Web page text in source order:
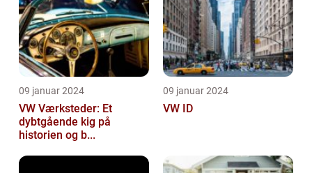
09 januar 2024
VW Værksteder: Et
dybtgående kig på
historien og b...
09 januar 2024
VW ID